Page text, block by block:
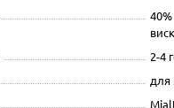
2-4
для